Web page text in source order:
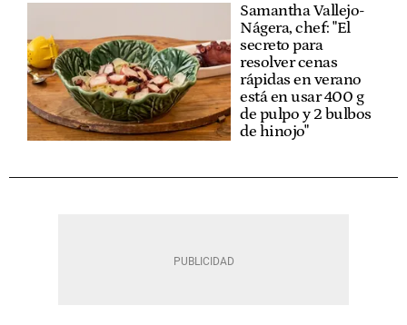
Samantha Vallejo-
Nágera, chef: "El
secreto para
resolver cenas
rápidas en verano
está en usar 400 g
de pulpo y 2 bulbos
de hinojo"